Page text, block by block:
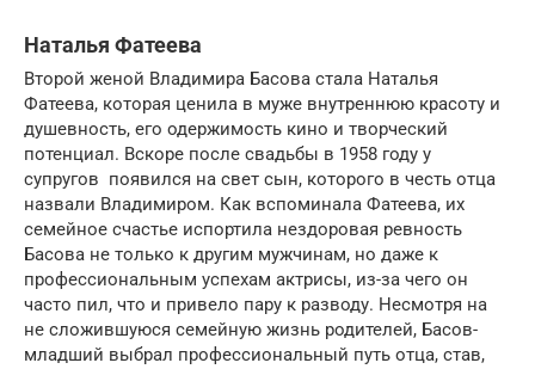
Наталья Фатеева
Второй женой Владимира Басова стала Наталья
Фатеева, которая ценила в муже внутреннюю красоту и
душевность, его одержимость кино и творческий
потенциал. Вскоре после свадьбы в 1958 году у
супругов появился на свет сын, которого в честь отца
назвали Владимиром. Как вспоминала Фатеева, их
семейное счастье испортила нездоровая ревность
Басова не только к другим мужчинам, но даже к
профессиональным успехам актрисы, из-за чего он
часто пил, что и привело пару к разводу. Несмотря на
не сложившуюся семейную жизнь родителей, Басов-
младший выбрал профессиональный путь отца, став,